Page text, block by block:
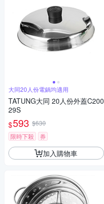
大同20人份電鍋均適用
TATUNG大同 20人份外蓋C200
29S
$593 $630
限時下殺
券
加入購物車